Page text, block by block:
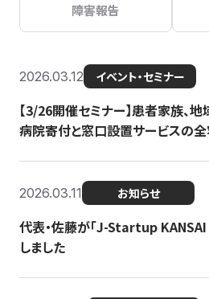
障害報告
2026.03.12 イベント・セミナー
【3/26開催セミナー】患者家族、
病院寄付と窓口設置サービスの
2026.03.11 お知らせ
代表・佐藤が「J-Startup KANSAI
しました